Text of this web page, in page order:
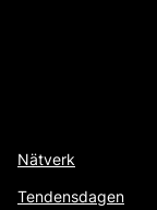
Nätverk
Tendensdagen